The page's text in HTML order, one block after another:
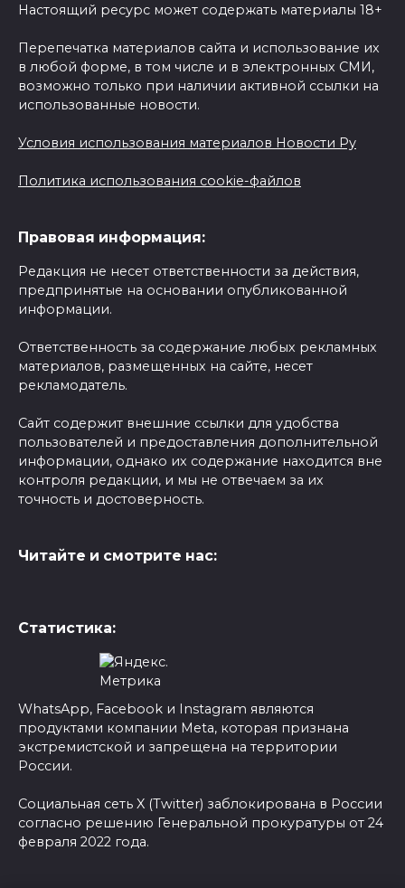
Настоящий ресурс может содержать материалы 18+
Перепечатка материалов сайта и использование их
в любой форме, в том числе и в электронных СМИ,
возможно только при наличии активной ссылки на
использованные новости.
Условия использования материалов Новости Ру
Политика использования cookie-файлов
Правовая информация:
Редакция не несет ответственности за действия,
предпринятые на основании опубликованной
информации.
Ответственность за содержание любых рекламных
материалов, размещенных на сайте, несет
рекламодатель.
Сайт содержит внешние ссылки для удобства
пользователей и предоставления дополнительной
информации, однако их содержание находится вне
контроля редакции, и мы не отвечаем за их
точность и достоверность.
Читайте и смотрите нас:
Статистика:
WhatsApp, Facebook и Instagram являются
продуктами компании Meta, которая признана
экстремистской и запрещена на территории
России.
Социальная сеть X (Twitter) заблокирована в России
согласно решению Генеральной прокуратуры от 24
февраля 2022 года.